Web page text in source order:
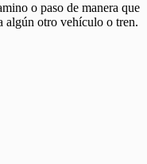
o paso de manera que
algún otro vehículo o tren.